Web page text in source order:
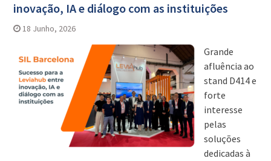
inovação, IA e diálogo com as instituições
18 Junho, 2026
Grande
afluência ao
stand D414 e
forte
interesse
pelas
soluções
dedicadas à